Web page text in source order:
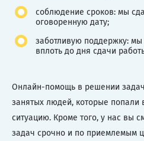
соблюдение сроков: мы
оговоренную дату;
заботливую поддержку:
вплоть до дня сдачи
Онлайн-помощь в решении
занятых людей, которые попали
ситуацию. Кроме того, у нас вы
задач срочно и по приемлемым